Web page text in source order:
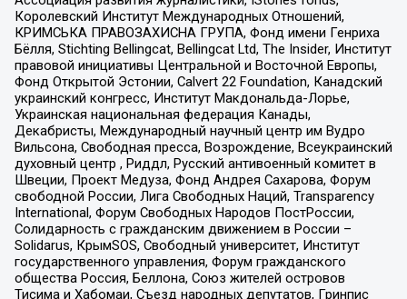
Королевский Институт Международных Отношений,
КРИМСЬКА ПРАВОЗАХИСНА ГРУПА, Фонд имени Генриха
Бёлля, Stichting Bellingcat, Bellingcat Ltd, The Insider, Институт
правовой инициативы Центральной и Восточной Европы,
Фонд Открытой Эстонии, Calvert 22 Foundation, Канадский
украинский конгресс, Институт Макдональда-Лорье,
Украинская национальная федерация Канады,
Декабристы, Международный научный центр им Вудро
Вильсона, Свободная пресса, Возрождение, Всеукраинский
духовный центр , Риддл, Русский антивоенный комитет в
Швеции, Проект Медуза, Фонд Андрея Сахарова, Форум
свободной России, Лига Свободных Наций, Transparеncy
International, Форум Свободных Народов ПостРоссии,
Солидарность с гражданским движением в России –
Solidarus, КрымSOS, Свободный университет, Институт
государственного управления, Форум гражданского
общества Россия, Беллона, Союз жителей островов
Тисима и Хабомаи, Съезд народных депутатов, Гринпис